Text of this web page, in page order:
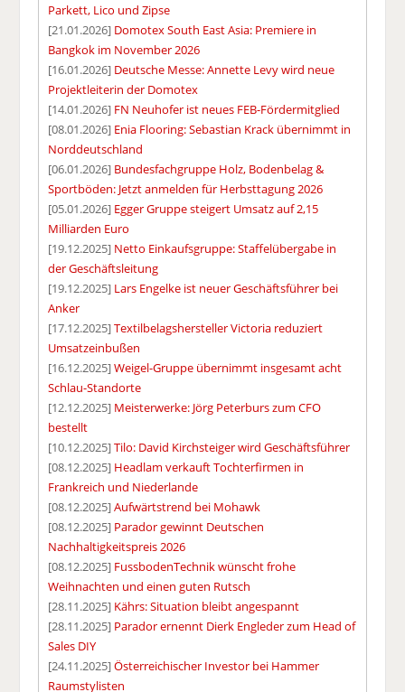
Parkett, Lico und Zipse
[21.01.2026] Domotex South East Asia: Premiere in
Bangkok im November 2026
[16.01.2026] Deutsche Messe: Annette Levy wird neue
Projektleiterin der Domotex
[14.01.2026] FN Neuhofer ist neues FEB-Fördermitglied
[08.01.2026] Enia Flooring: Sebastian Krack übernimmt in
Norddeutschland
[06.01.2026] Bundesfachgruppe Holz, Bodenbelag &
Sportböden: Jetzt anmelden für Herbsttagung 2026
[05.01.2026] Egger Gruppe steigert Umsatz auf 2,15
Milliarden Euro
[19.12.2025] Netto Einkaufsgruppe: Staffelübergabe in
der Geschäftsleitung
[19.12.2025] Lars Engelke ist neuer Geschäftsführer bei
Anker
[17.12.2025]Textilbelagshersteller Victoria reduziert
Umsatzeinbußen
[16.12.2025]Weigel-Gruppe übernimmt insgesamt acht
Schlau-Standorte
[12.12.2025] Meisterwerke: Jörg Peterburs zum CFO
bestellt
[10.12.2025]Tilo: David Kirchsteiger wird Geschäftsführer
[08.12.2025] Headlam verkauft Tochterfirmen in
Frankreich und Niederlande
[08.12.2025]Aufwärtstrend bei Mohawk
[08.12.2025] Parador gewinnt Deutschen
Nachhaltigkeitspreis 2026
[08.12.2025] FussbodenTechnik wünscht frohe
Weihnachten und einen guten Rutsch
[28.11.2025] Kährs: Situation bleibt angespannt
[28.11.2025] Parador ernennt Dierk Engleder zum Head of
Sales DIY
[24.11.2025]Österreichischer Investor bei Hammer
Raumstylisten